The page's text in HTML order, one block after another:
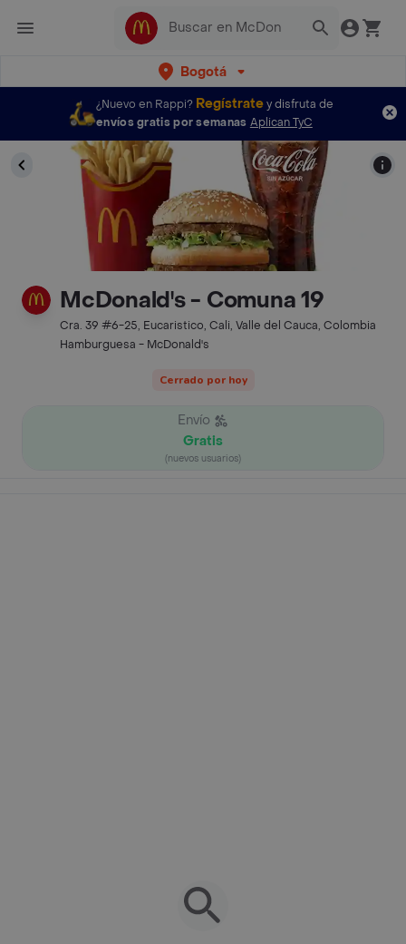
Bogotá
¿Nuevo en Rappi? Regístratey disfruta de
envíos gratis por semanas Aplican TyC
McDonald's - Comuna 19
Cra. 39 #6-25, Eucaristico, Cali, Valle del Cauca, Colombia
Hamburguesa - McDonald's
Cerrado por hoy
Envío
Gratis
(nuevos usuarios)